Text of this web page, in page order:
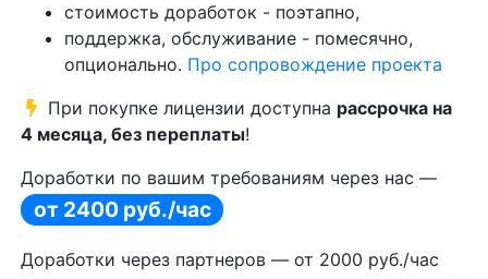
стоимость доработок - поэтапно,
поддержка, обслуживание - помесячно,
опционально. Про сопровождение проекта
При покупке лицензии доступна рассрочка на
4 месяца, без переплаты!
Доработки по вашим требованиям через нас —
от 2400 руб./час
Доработки через партнеров — от 2000 руб./час